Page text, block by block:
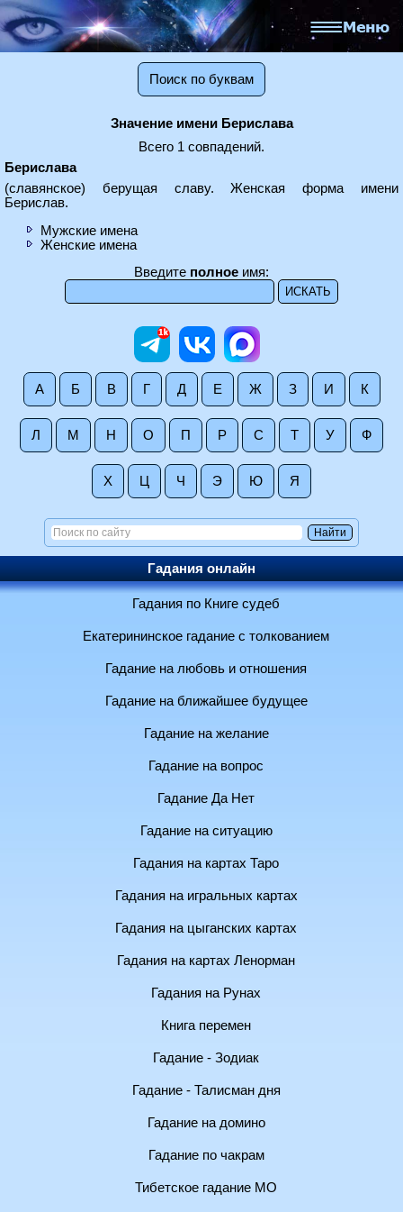
Поиск по буквам
Значение имени Берислава
Всего 1 совпадений.
Берислава
(славянское) берущая славу. Женская форма имени
Берислав.
Мужские имена
Женские имена
Введите полное имя:
А Б В Г Д Е Ж З И К
Л М Н О П Р С Т У Ф
Х Ц Ч Э Ю Я
Гадания онлайн
Гадания по Книге судеб
Екатерининское гадание с толкованием
Гадание на любовь и отношения
Гадание на ближайшее будущее
Гадание на желание
Гадание на вопрос
Гадание Да Нет
Гадание на ситуацию
Гадания на картах Таро
Гадания на игральных картах
Гадания на цыганских картах
Гадания на картах Ленорман
Гадания на Рунах
Книга перемен
Гадание - Зодиак
Гадание - Талисман дня
Гадание на домино
Гадание по чакрам
Тибетское гадание МО